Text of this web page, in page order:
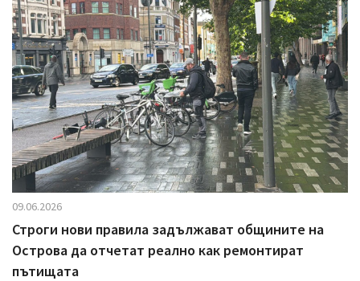
g
a
t
i
o
n
09.06.2026
Строги нови правила задължават общините на
Острова да отчетат реално как ремонтират
пътищата